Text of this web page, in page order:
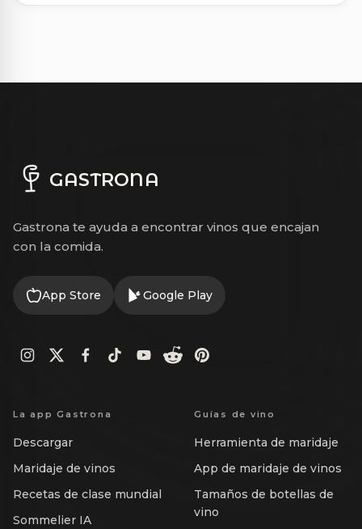
GASTRONA
Gastrona te ayuda a encontrar vinos que encajan
con la comida.
App Store Google Play
La app Gastrona
Descargar
Maridaje de vinos
Recetas de clase mundial
Sommelier IA
Guías de vino
Herramienta de maridaje
App de maridaje de vinos
Tamaños de botellas de
vino